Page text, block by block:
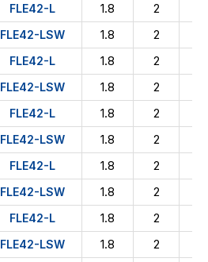
FLE42-L 1.8 2
FLE42-LSW 1.8 2
FLE42-L 1.8 2
FLE42-LSW 1.8 2
FLE42-L 1.8 2
FLE42-LSW 1.8 2
FLE42-L 1.8 2
FLE42-LSW 1.8 2
FLE42-L 1.8 2
FLE42-LSW 1.8 2